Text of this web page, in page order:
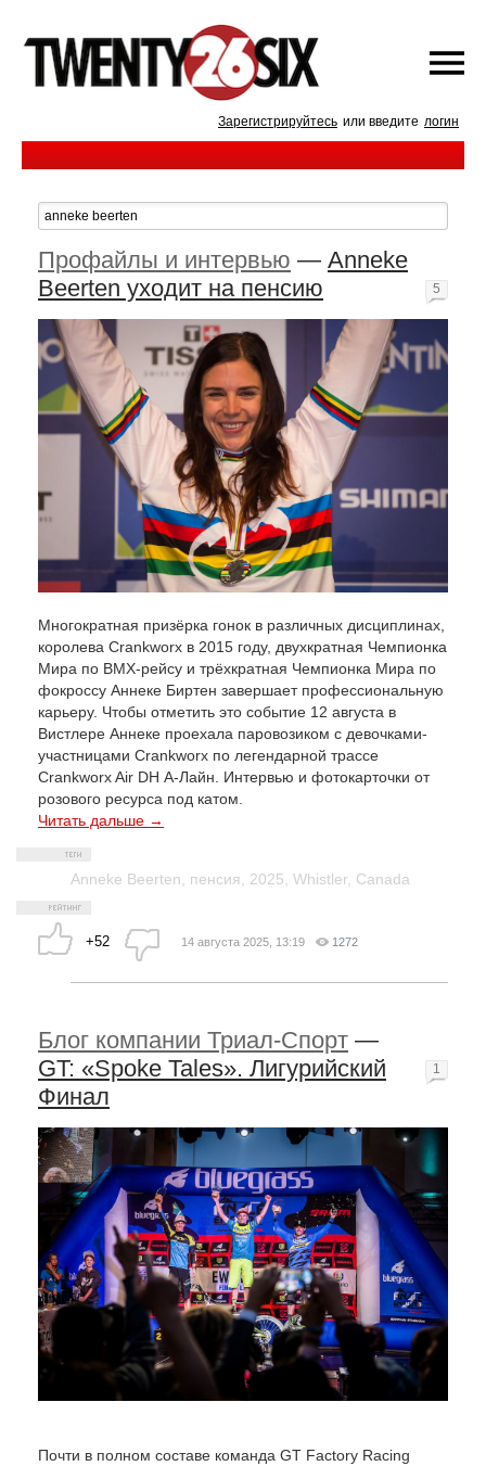
Зарегистрируйтесь или введите логин
Профайлы и интервью — Anneke
Beerten уходит на пенсию
Многократная призёрка гонок в различных дисциплинах,
королева Crankworx в 2015 году, двухкратная Чемпионка
Мира по BMX-рейсу и трёхкратная Чемпионка Мира по
фокроссу Аннеке Биртен завершает профессиональную
карьеру. Чтобы отметить это событие 12 августа в
Вистлере Аннеке проехала паровозиком c девочками-
участницами Crankworx по легендарной трассе
Crankworx Air DH А-Лайн. Интервью и фотокарточки от
розового ресурса под катом.
Читать дальше →
Anneke Beerten пенсия 2025 Whistler Canada
+52
5
14 августа 2025, 13:19 1272
Блог компании Триал-Спорт —
GT: «Spoke Tales». Лигурийский
Финал
Почти в полном составе команда GT Factory Racing
1